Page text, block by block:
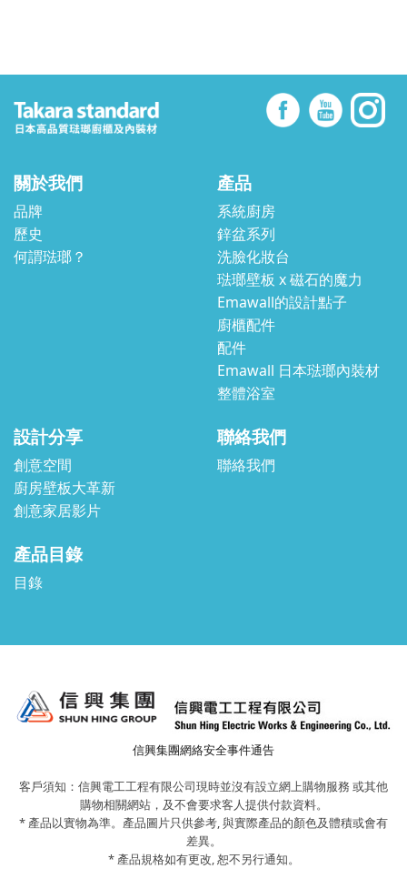
關於我們
品牌
歷史
何謂琺瑯？
產品
系統廚房
鋅盆系列
洗臉化妝台
琺瑯壁板 x 磁石的魔力
Emawall的設計點子
廚櫃配件
配件
Emawall 日本琺瑯內裝材
整體浴室
設計分享
創意空間
廚房壁板大革新
創意家居影片
聯絡我們
聯絡我們
產品目錄
目錄
信興集團網絡安全事件通告
客戶須知：信興電工工程有限公司現時並沒有設立網上購物服務 或其他
購物相關網站，及不會要求客人提供付款資料。
* 產品以實物為準。產品圖片只供參考, 與實際產品的顏色及體積或會有
差異。
* 產品規格如有更改, 恕不另行通知。